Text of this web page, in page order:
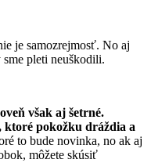
je samozrejmosť. No aj
pleti neuškodili.
však aj šetrné.
pokožku dráždia a
to bude novinka, no ak aj
môžete skúsiť